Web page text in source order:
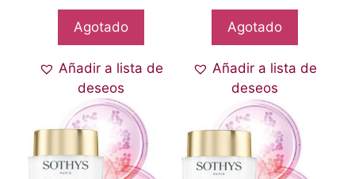
Agotado
Añadir a lista de
deseos
Agotado
Añadir a lista de
deseos